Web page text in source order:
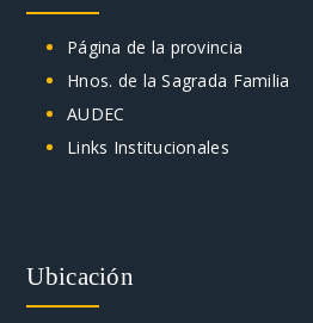
Página de la provincia
Hnos. de la Sagrada Familia
AUDEC
Links Institucionales
Ubicación